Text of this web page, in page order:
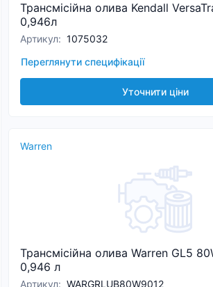
Трансмісійна олива Kendall
0,946л
Артикул: 1075032
Переглянути специфікації
Уточнити ціни
Warren
Трансмісійна олива Warren GL5
0,946 л
Артикул: WARGRLUB80W9012